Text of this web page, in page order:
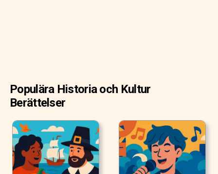
Populära Historia och Kultur
Berättelser